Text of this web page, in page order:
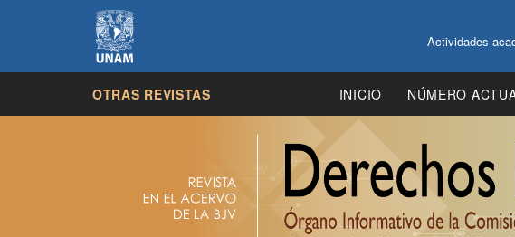
Actividades
OTRAS REVISTAS INICIO NÚMERO